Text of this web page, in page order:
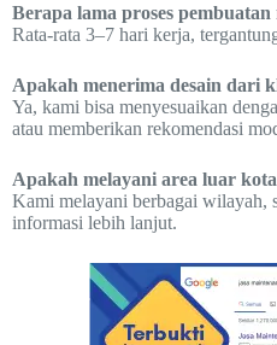
Berapa lama proses
Rata-rata 3–7 hari kerja,
Apakah menerima desain dari
Ya, kami bisa menyesuaikan
atau memberikan rekomendasi
Apakah melayani area luar
Kami melayani berbagai wilayah,
informasi lebih lanjut.